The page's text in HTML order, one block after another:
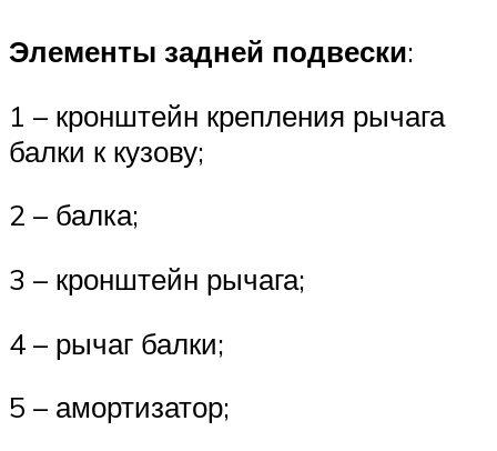
Элементы задней подвески:
1 – кронштейн крепления рычага
балки к кузову;
2 – балка;
3 – кронштейн рычага;
4 – рычаг балки;
5 – амортизатор;